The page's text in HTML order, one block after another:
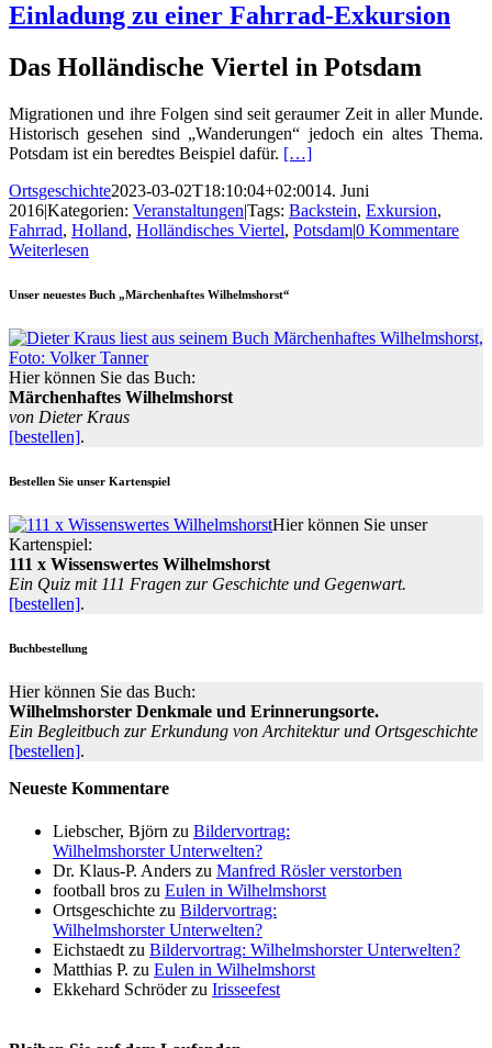
Einladung zu einer Fahrrad-Exkursion
Das Holländische Viertel in Potsdam
Migrationen und ihre Folgen sind seit geraumer Zeit in aller Munde.
Historisch gesehen sind „Wanderungen“ jedoch ein altes Thema.
Potsdam ist ein beredtes Beispiel dafür. […]
Ortsgeschichte2023-03-02T18:10:04+02:0014. Juni
2016|Kategorien: Veranstaltungen|Tags: Backstein, Exkursion,
Fahrrad, Holland, Holländisches Viertel, Potsdam|0 Kommentare
Weiterlesen
Unser neuestes Buch „Märchenhaftes Wilhelmshorst“
Hier können Sie das Buch:
Märchenhaftes Wilhelmshorst
von Dieter Kraus
[bestellen].
Bestellen Sie unser Kartenspiel
Hier können Sie unser
Kartenspiel:
111 x Wissenswertes Wilhelmshorst
Ein Quiz mit 111 Fragen zur Geschichte und Gegenwart.
[bestellen].
Buchbestellung
Hier können Sie das Buch:
Wilhelmshorster Denkmale und Erinnerungsorte.
Ein Begleitbuch zur Erkundung von Architektur und Ortsgeschichte
[bestellen].
Neueste Kommentare
Liebscher, Björn zu Bildervortrag:
Wilhelmshorster Unterwelten?
Dr. Klaus-P. Anders zu Manfred Rösler verstorben
football bros zu Eulen in Wilhelmshorst
Ortsgeschichte zu Bildervortrag:
Wilhelmshorster Unterwelten?
Eichstaedt zu Bildervortrag: Wilhelmshorster Unterwelten?
Matthias P. zu Eulen in Wilhelmshorst
Ekkehard Schröderzu Irisseefest